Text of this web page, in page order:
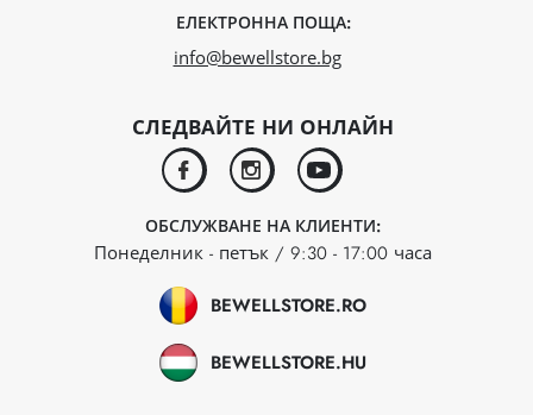
ЕЛЕКТРОННА ПОЩА:
info@bewellstore.bg
СЛЕДВАЙТЕ НИ ОНЛАЙН
facebookinstagramyoutube
ОБСЛУЖВАНЕ НА КЛИЕНТИ:
Понеделник - петък / 9:30 - 17:00 часа
BEWELLSTORE.RO
BEWELLSTORE.HU